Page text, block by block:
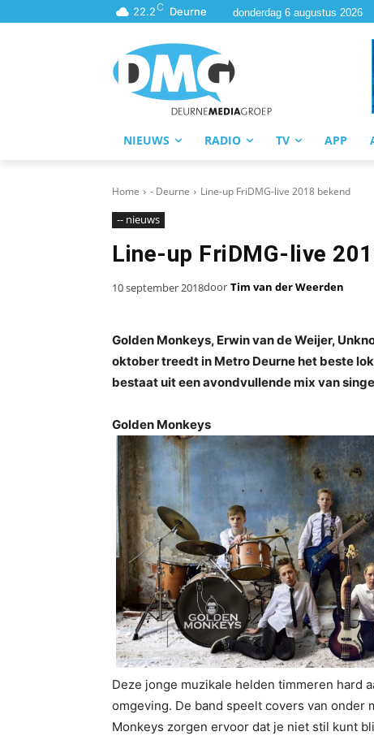
22.2C Deurne donderdag 6 augustus 2026
NIEUWS RADIO TV APP
Home - Deurne Line-up FriDMG-live 2018 bekend
-- nieuws
Line-up FriDMG-live
10 september 2018door Tim van der Weerden
Golden Monkeys, Erwin van de Weijer,
oktober treedt in Metro Deurne het beste
bestaat uit een avondvullende mix van
Golden Monkeys
Deze jonge muzikale helden timmeren hard
omgeving. De band speelt covers van onder
Monkeys zorgen ervoor dat je niet stil kunt